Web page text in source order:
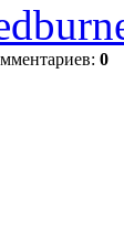
: 0